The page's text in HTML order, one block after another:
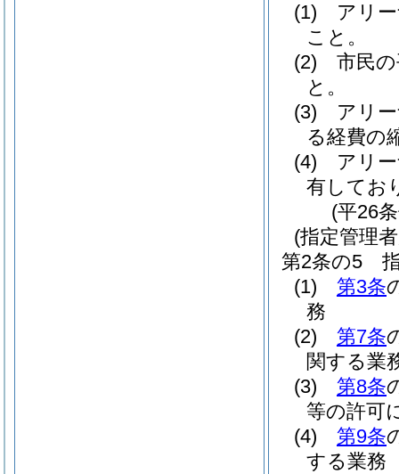
(1)
アリ
こと。
(2)
市民
と。
(3)
アリ
る経費の
(4)
アリ
有してお
(平26
(指定管理
第2条の5
(1)
第3条
務
(2)
第7条
関する業
(3)
第8条
等の許可
(4)
第9条
する業務